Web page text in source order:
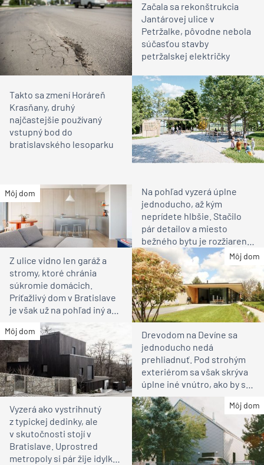
Začala sa rekonštrukcia
Jantárovej ulice v
Petržalke, pôvodne nebola
súčasťou stavby
petržalskej električky
Takto sa zmení Horáreň
Krasňany, druhý
najčastejšie používaný
vstupný bod do
bratislavského lesoparku
Môj dom
Na pohľad vyzerá úplne
jednoducho, až kým
neprídete hlbšie. Stačilo
pár detailov a miesto
bežného bytu je rozžiarené
bývanie pre rodinu
Môj dom
Z ulice vidno len garáž a
stromy, ktoré chránia
súkromie domácich.
Príťažlivý dom v Bratislave
je však už na pohľad iný ako
susedia
Môj dom
Drevodom na Devíne sa
jednoducho nedá
prehliadnuť. Pod strohým
exteriérom sa však skrýva
úplne iné vnútro, ako by ste
čakali
Môj dom
Vyzerá ako vystrihnutý
z typickej dedinky, ale
v skutočnosti stojí v
Bratislave. Uprostred
metropoly si pár žije idylku